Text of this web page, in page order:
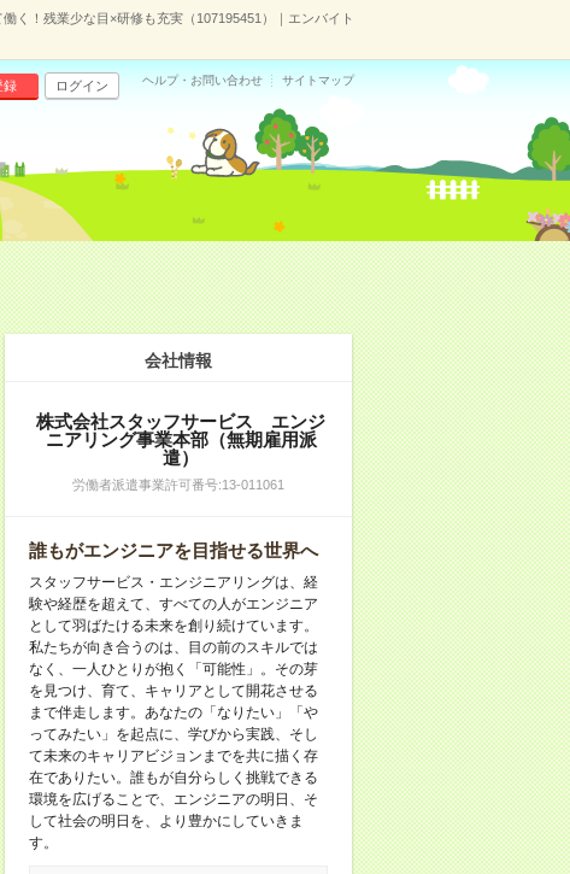
く！残業少な目×研修も充実（107195451）｜エンバイト
録 ログイン ヘルプ・お問い合わせ サイトマップ
会社情報
株式会社スタッフサービス エンジ
ニアリング事業本部（無期雇用派
遣）
労働者派遣事業許可番号:13-011061
誰もがエンジニアを目指せる世界へ
スタッフサービス・エンジニアリングは、経
験や経歴を超えて、すべての人がエンジニア
として羽ばたける未来を創り続けています。
私たちが向き合うのは、目の前のスキルでは
なく、一人ひとりが抱く「可能性」。その芽
を見つけ、育て、キャリアとして開花させる
まで伴走します。あなたの「なりたい」「や
ってみたい」を起点に、学びから実践、そし
て未来のキャリアビジョンまでを共に描く存
在でありたい。誰もが自分らしく挑戦できる
環境を広げることで、エンジニアの明日、そ
して社会の明日を、より豊かにしていきま
す。